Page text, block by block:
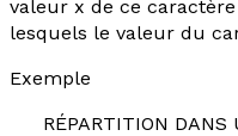
valeur x de ce
lesquels le valeur du
Exemple
RÉPARTITION DANS